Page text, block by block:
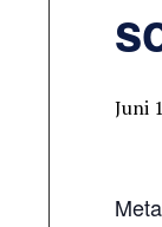
Juni